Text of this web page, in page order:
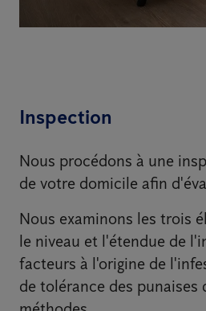
Inspection
Nous procédons à une
de votre domicile afin
Nous examinons les trois
le niveau et l'étendue de
facteurs à l'origine de
de tolérance des punaises